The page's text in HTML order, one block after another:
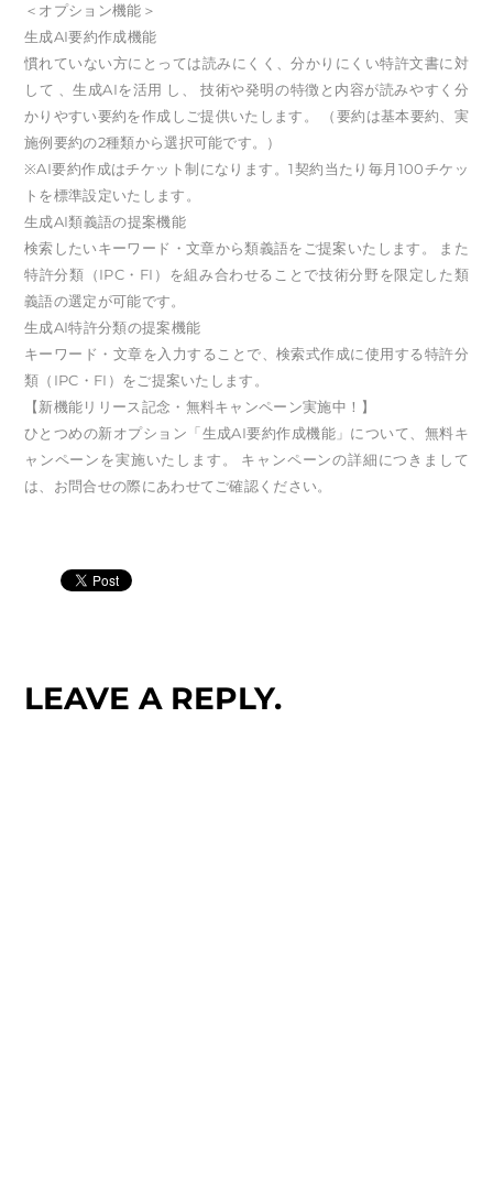
＜オプション機能＞
生成AI要約作成機能
慣れていない方にとっては読みにくく、分かりにくい特許文書に対
して 、生成AIを活用 し、 技術や発明の特徴と内容が読みやすく分
かりやすい要約を作成しご提供いたします。 （要約は基本要約、実
施例要約の2種類から選択可能です。）
※AI要約作成はチケット制になります。1契約当たり毎月100チケッ
トを標準設定いたします。
生成AI類義語の提案機能
検索したいキーワード・文章から類義語をご提案いたします。 また
特許分類（IPC・FI）を組み合わせることで技術分野を限定した類
義語の選定が可能です。
生成AI特許分類の提案機能
キーワード・文章を入力することで、検索式作成に使用する特許分
類（IPC・FI）をご提案いたします。
【新機能リリース記念・無料キャンペーン実施中！】
ひとつめの新オプション「生成AI要約作成機能」について、無料キ
ャンペーンを実施いたします。 キャンペーンの詳細につきまして
は、お問合せの際にあわせてご確認ください。
LEAVE A REPLY.